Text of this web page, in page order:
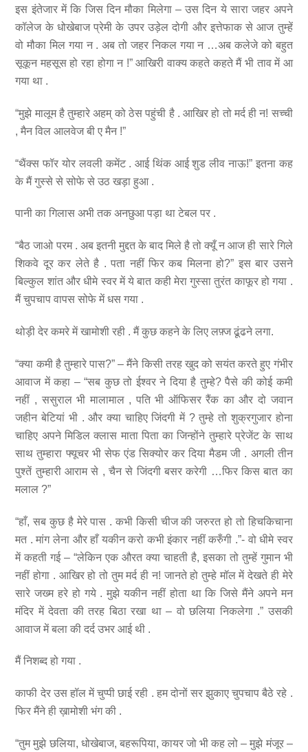
इस इंतेजार में कि जिस दिन मौका मिलेगा – उस दिन ये सारा जहर अपने
कॉलेज के धोखेबाज प्रेमी के उपर उड़ेल दोगी और इत्तेफाक से आज तुम्हें
वो मौका मिल गया न . अब तो जहर निकल गया न …अब कलेजे को बहुत
सूकून महसूस हो रहा होगा न !” आखिरी वाक्य कहते कहते मैं भी ताव में आ
गया था .
“मुझे मालूम है तुम्हारे अहम् को ठेस पहुंची है . आखिर हो तो मर्द ही न! सच्ची
, मैन विल आलवेज बी ए मैन !”
“थैंक्स फॉर योर लवली कमेंट . आई थिंक आई शुड लीव नाऊ!” इतना कह
के मैं गुस्से से सोफे से उठ खड़ा हुआ .
पानी का गिलास अभी तक अनछुआ पड़ा था टेबल पर .
“बैठ जाओ परम . अब इतनी मुद्दत के बाद मिले है तो क्यूँ न आज ही सारे गिले
शिकवे दूर कर लेते है . पता नहीं फिर कब मिलना हो?” इस बार उसने
बिल्कुल शांत और धीमे स्वर में ये बात कही मेरा गुस्सा तुरंत काफूर हो गया .
मैं चुपचाप वापस सोफे में धस गया .
थोड़ी देर कमरे में खामोशी रही . मैं कुछ कहने के लिए लफ़्ज ढूंढने लगा.
“क्या कमी है तुम्हारे पास?” – मैंने किसी तरह खुद को सयंत करते हुए गंभीर
आवाज में कहा – “सब कुछ तो ईश्वर ने दिया है तुम्हे? पैसे की कोई कमी
नहीं , ससुराल भी मालामाल , पति भी ऑफिसर रैंक का और दो जवान
जहीन बेटियां भी . और क्या चाहिए जिंदगी में ? तुम्हे तो शुक्रगुजार होना
चाहिए अपने मिडिल क्लास माता पिता का जिन्होंने तुम्हारे प्रेजेंट के साथ
साथ तुम्हारा फ्यूचर भी सेफ एंड सिक्योर कर दिया मैडम जी . अगली तीन
पुश्तें तुम्हारी आराम से , चैन से जिंदगी बसर करेगी …फिर किस बात का
मलाल ?”
“हाँ, सब कुछ है मेरे पास . कभी किसी चीज की जरुरत हो तो हिचकिचाना
मत . मांग लेना और हाँ यकीन करो कभी इंकार नहीं करुँगी .”- वो धीमे स्वर
में कहती गई – “लेकिन एक औरत क्या चाहती है, इसका तो तुम्हें गुमान भी
नहीं होगा . आखिर हो तो तुम मर्द ही न! जानते हो तुम्हे मॉल में देखते ही मेरे
सारे जख्म हरे हो गये . मुझे यकीन नहीं होता था कि जिसे मैंने अपने मन
मंदिर में देवता की तरह बिठा रखा था – वो छलिया निकलेगा .” उसकी
आवाज में बला की दर्द उभर आई थी .
मैं निशब्द हो गया .
काफी देर उस हॉल में चुप्पी छाई रही . हम दोनों सर झुकाए चुपचाप बैठे रहे .
फिर मैंने ही ख़ामोशी भंग की .
“तुम मुझे छलिया, धोखेबाज, बहरूपिया, कायर जो भी कह लो – मुझे मंजूर –